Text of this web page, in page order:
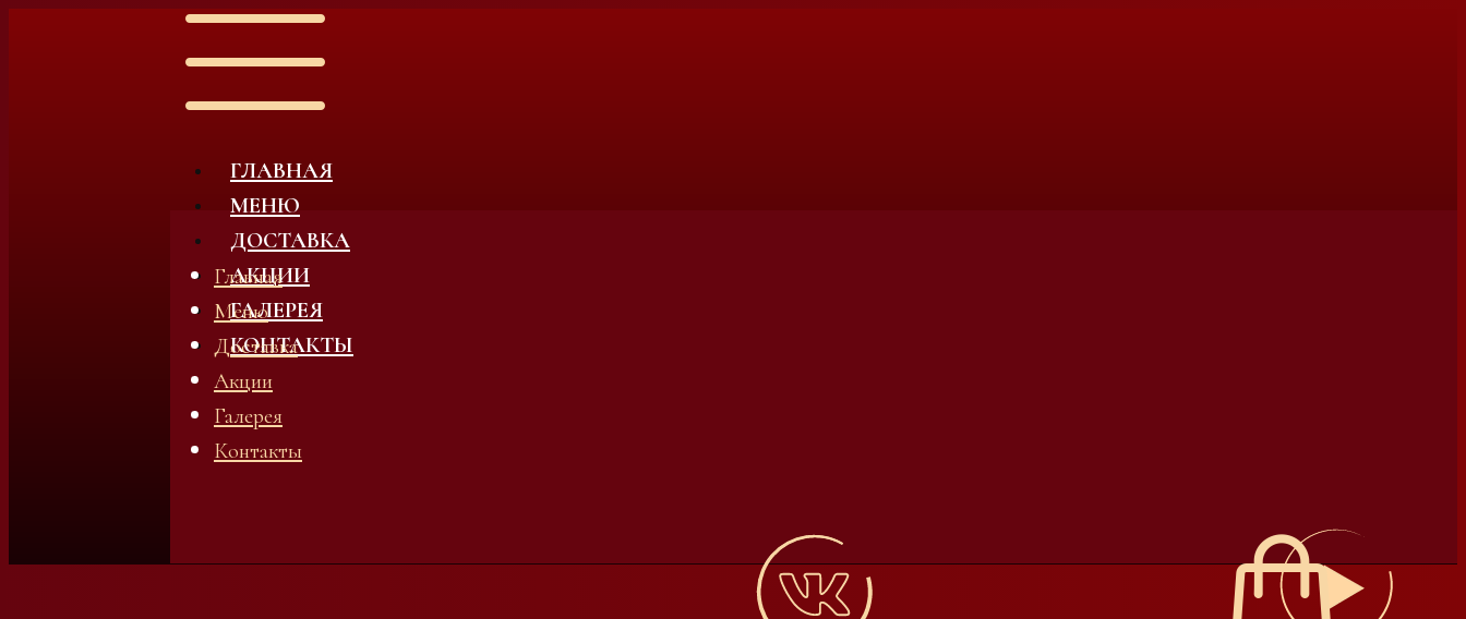
ГЛАВНАЯ
МЕНЮ
ДОСТАВКА
АКЦИИ
ГАЛЕРЕЯ
КОНТАКТЫ
Главная
Меню
Доставка
Акции
Галерея
Контакты